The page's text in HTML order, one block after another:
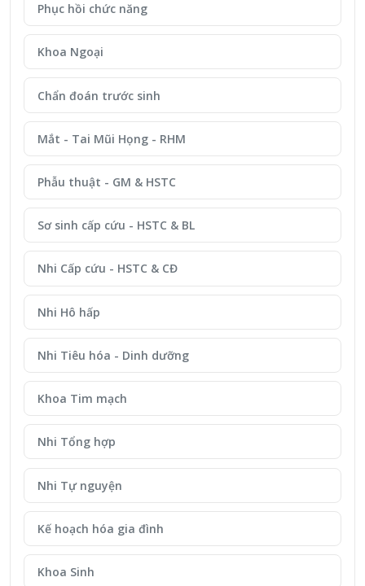
Phục hồi chức năng
Khoa Ngoại
Chẩn đoán trước sinh
Mắt - Tai Mũi Họng - RHM
Phẫu thuật - GM & HSTC
Sơ sinh cấp cứu - HSTC & BL
Nhi Cấp cứu - HSTC & CĐ
Nhi Hô hấp
Nhi Tiêu hóa - Dinh dưỡng
Khoa Tim mạch
Nhi Tổng hợp
Nhi Tự nguyện
Kế hoạch hóa gia đình
Khoa Sinh